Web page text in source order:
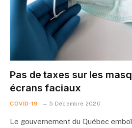
Pas de taxes sur les
écrans faciaux
COVID-19 5 Décembre 2020
Le gouvernement du Québec